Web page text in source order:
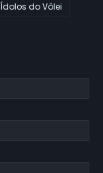
Ídolos do Vôlei